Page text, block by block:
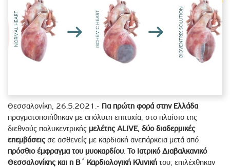
Θεσσαλονίκη, 26.5.2021.- Για πρώτη φορά στην Ελλάδα
πραγματοποιήθηκαν με απόλυτη επιτυχία, στο πλαίσιο της
διεθνούς πολυκεντρικής μελέτης ALIVE, δύο διαδερμικές
επεμβάσειςσε ασθενείς με καρδιακή ανεπάρκεια μετά από
πρόσθιο έμφραγμα του μυοκαρδίου. Το Ιατρικό Διαβαλκανικό
Θεσσαλονίκης και η Β΄ Καρδιολογική Κλινική του, επιλέχθηκαν